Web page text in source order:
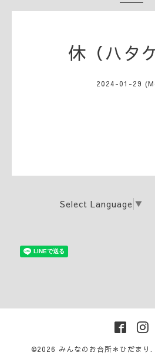
休（ハタ
2024-01-29
Select Language ▼
©2026 みんなのお台所＊ひだまり .